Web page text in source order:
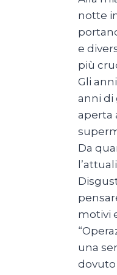
notte
e
più
Gli
anni di
aperta
Da
motivi
una